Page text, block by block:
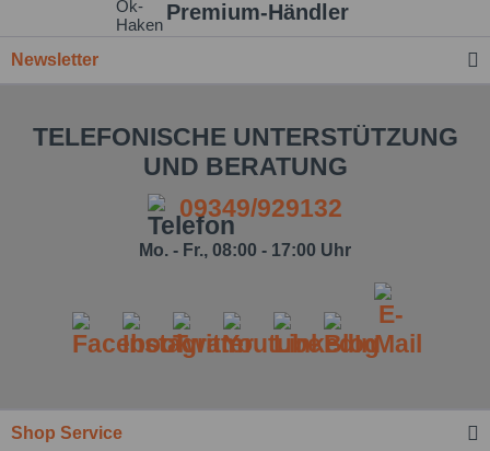
Premium-Händler
Newsletter
TELEFONISCHE UNTERSTÜTZUNG
UND BERATUNG
09349/929132
Mo. - Fr., 08:00 - 17:00 Uhr
Shop Service